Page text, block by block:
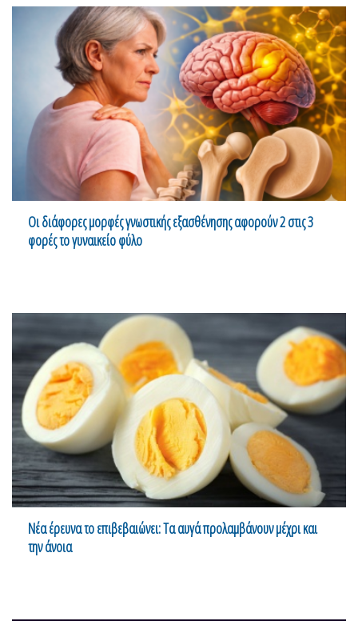
Οι διάφορες μορφές γνωστικής εξασθένησης αφορούν 2 στις 3
φορές το γυναικείο φύλο
Νέα έρευνα το επιβεβαιώνει: Τα αυγά προλαμβάνουν μέχρι και
την άνοια